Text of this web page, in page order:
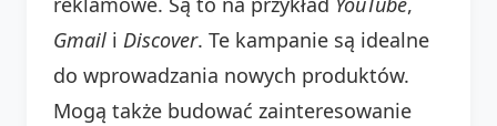
Gmail i Discover. Te kampanie są idealne
do wprowadzania nowych produktów.
Mogą także budować zainteresowanie